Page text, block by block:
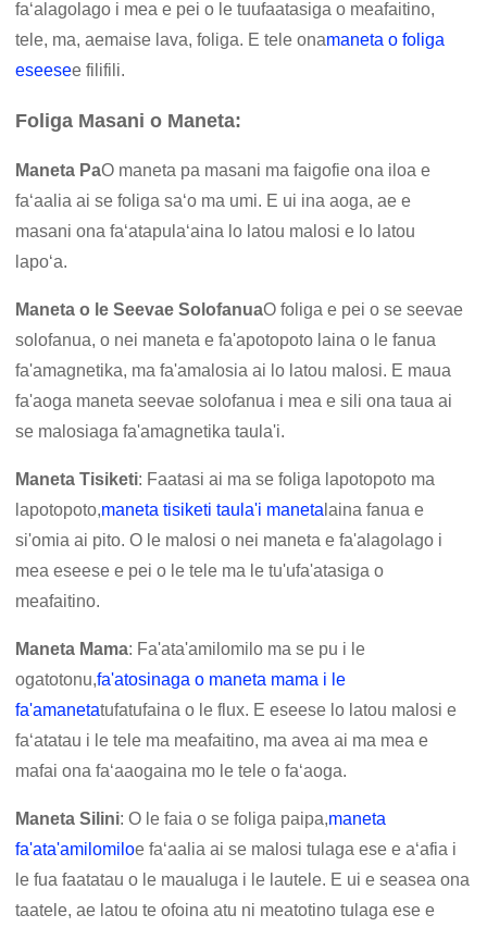
faʻalagolago i mea e pei o le tuufaatasiga o meafaitino,
tele, ma, aemaise lava, foliga. E tele onamaneta o foliga
eseesee filifili.
Foliga Masani o Maneta:
Maneta PaO maneta pa masani ma faigofie ona iloa e
faʻaalia ai se foliga saʻo ma umi. E ui ina aoga, ae e
masani ona faʻatapulaʻaina lo latou malosi e lo latou
lapoʻa.
Maneta o le Seevae SolofanuaO foliga e pei o se seevae
solofanua, o nei maneta e fa'apotopoto laina o le fanua
fa'amagnetika, ma fa'amalosia ai lo latou malosi. E maua
fa'aoga maneta seevae solofanua i mea e sili ona taua ai
se malosiaga fa'amagnetika taula'i.
Maneta Tisiketi: Faatasi ai ma se foliga lapotopoto ma
lapotopoto,maneta tisiketi taula'i maneta laina fanua e
si'omia ai pito. O le malosi o nei maneta e fa'alagolago i
mea eseese e pei o le tele ma le tu'ufa'atasiga o
meafaitino.
Maneta Mama: Fa'ata'amilomilo ma se pu i le
ogatotonu,fa'atosinaga o maneta mama i le
fa'amanetatufatufaina o le flux. E eseese lo latou malosi e
faʻatatau i le tele ma meafaitino, ma avea ai ma mea e
mafai ona faʻaaogaina mo le tele o faʻaoga.
Maneta Silini: O le faia o se foliga paipa,maneta
fa'ata'amilomiloe faʻaalia ai se malosi tulaga ese e aʻafia i
le fua faatatau o le maualuga i le lautele. E ui e seasea ona
taatele, ae latou te ofoina atu ni meatotino tulaga ese e